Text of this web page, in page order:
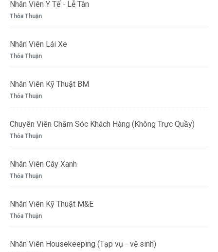
Nhân Viên Y Tế - Lễ Tân
Thỏa Thuận
Nhân Viên Lái Xe
Thỏa Thuận
Nhân Viên Kỹ Thuật BM
Thỏa Thuận
Chuyên Viên Chăm Sóc Khách Hàng (Không Trực Quầy)
Thỏa Thuận
Nhân Viên Cây Xanh
Thỏa Thuận
Nhân Viên Kỹ Thuật M&E
Thỏa Thuận
Nhân Viên Housekeeping (Tạp vụ - vệ sinh)